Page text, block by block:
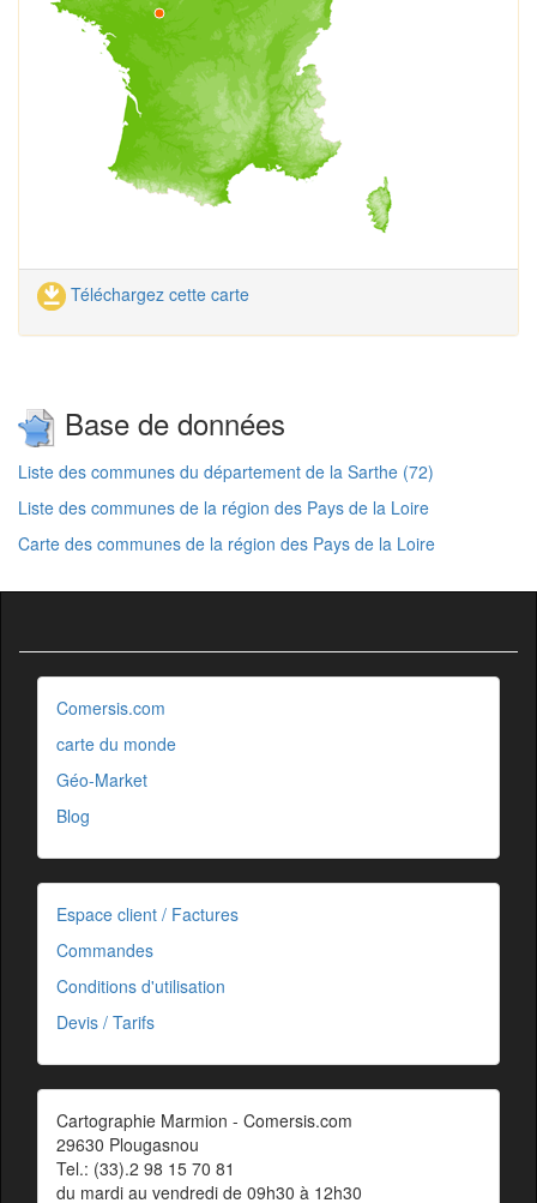
Téléchargez cette carte
Base de données
Liste des communes du département de la Sarthe (72)
Liste des communes de la région des Pays de la Loire
Carte des communes de la région des Pays de la Loire
Comersis.com
carte du monde
Géo-Market
Blog
Espace client / Factures
Commandes
Conditions d'utilisation
Devis / Tarifs
Cartographie Marmion - Comersis.com
29630 Plougasnou
Tel.: (33).2 98 15 70 81
du mardi au vendredi de 09h30 à 12h30